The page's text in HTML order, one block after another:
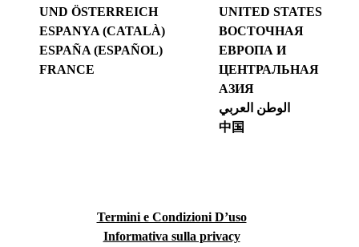
UND ÖSTERREICH
ESPANYA (CATALÀ)
ESPAÑA (ESPAÑOL)
FRANCE
UNITED STATES
ВОСТОЧНАЯ
ЕВРОПА И
ЦЕНТРАЛЬНАЯ
АЗИЯ
الوطن العربي
中国
Termini e Condizioni D’uso
Informativa sulla privacy